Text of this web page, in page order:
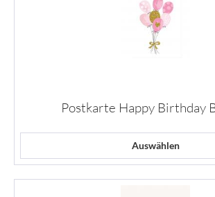
Postkarte Happy Birthday
Auswählen